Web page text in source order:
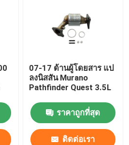
07-17 ด้านผู้โดยสาร แป
ลงนิสสัน Murano
Pathfinder Quest 3.5L
ราคาถูกที่สุด
ติดต่อเรา